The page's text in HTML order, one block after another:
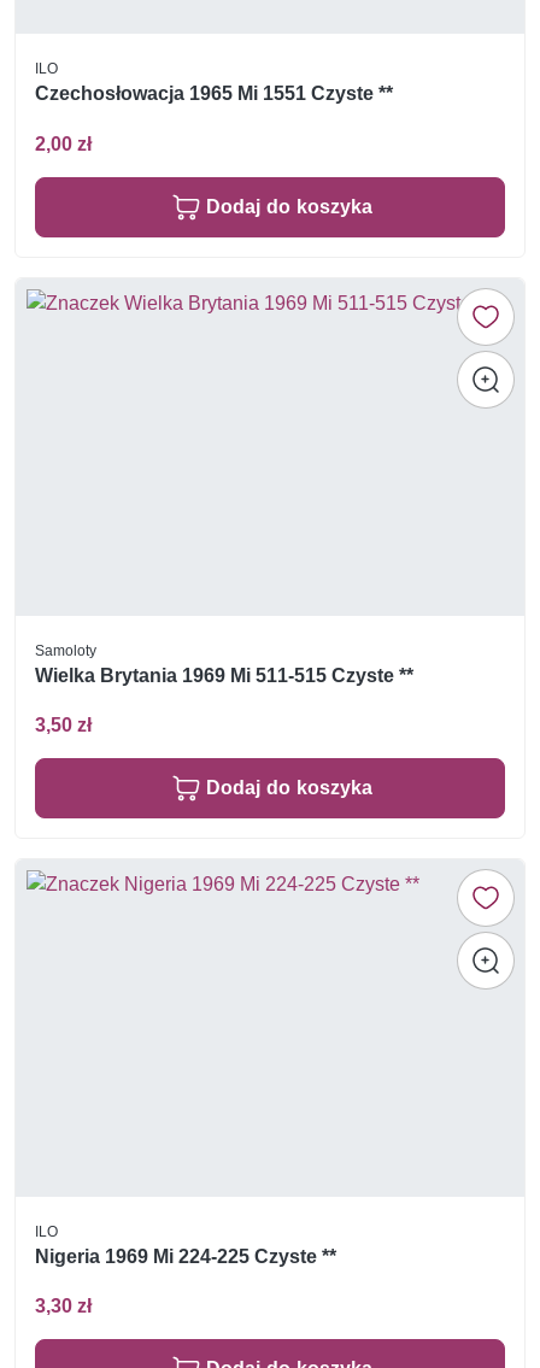
ILO
Czechosłowacja 1965 Mi 1551 Czyste **
2,00 zł
Dodaj do koszyka
Samoloty
Wielka Brytania 1969 Mi 511-515 Czyste **
3,50 zł
Dodaj do koszyka
ILO
Nigeria 1969 Mi 224-225 Czyste **
3,30 zł